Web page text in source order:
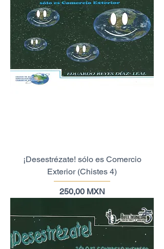
¡Desestrézate! sólo es Comercio
Exterior (Chistes 4)
Precio
250,00 MXN